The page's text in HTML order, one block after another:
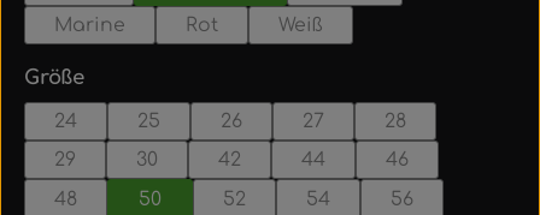
Marine
Rot Weiß
Größeauswählen
24 25 26 27
28
29
30 42 44
46
48
50 52 54
56